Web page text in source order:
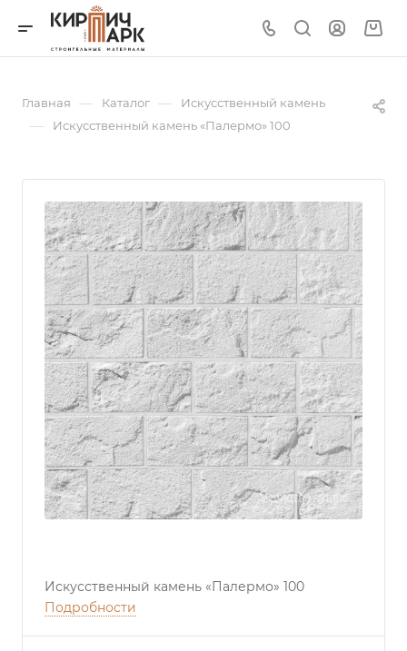
Главная — Каталог — Искусственный камень
— Искусственный камень «Палермо» 100
Искусственный камень «Палермо» 100
Подробности